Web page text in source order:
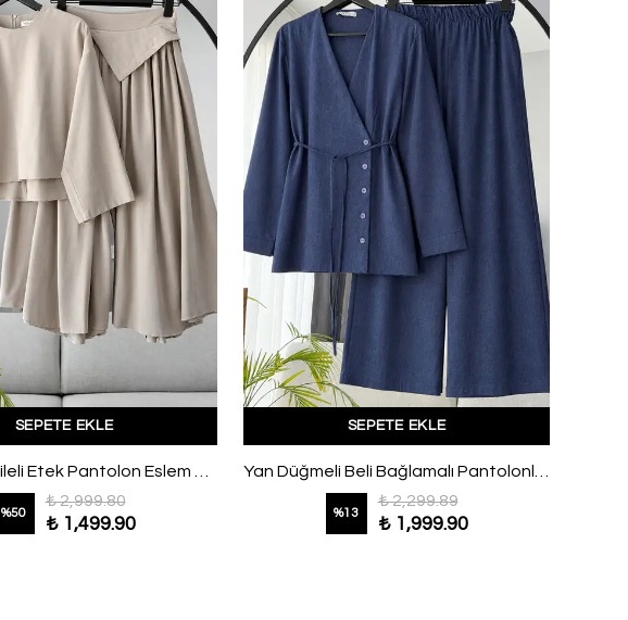
SEPETE EKLE
Üstü Kısa Pileli Etek Pantolon Eslem Keten Takım Taş
%50
₺ 2,999.80
₺ 1,499.90
SEPETE EKLE
Yan Düğmeli Beli Bağlamalı Pantolonlu Takım Lacivert
%13
₺ 2,299.89
₺ 1,999.90